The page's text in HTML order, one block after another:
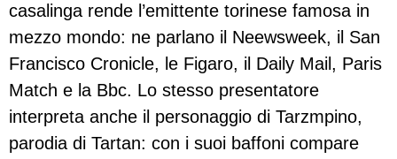
casalinga rende l’emittente torinese famosa in
mezzo mondo: ne parlano il Neewsweek, il San
Francisco Cronicle, le Figaro, il Daily Mail, Paris
Match e la Bbc. Lo stesso presentatore
interpreta anche il personaggio di Tarzmpino,
parodia di Tartan: con i suoi baffoni compare